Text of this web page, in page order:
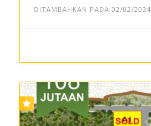
DITAMBAHKAN PADA 02/02/2024